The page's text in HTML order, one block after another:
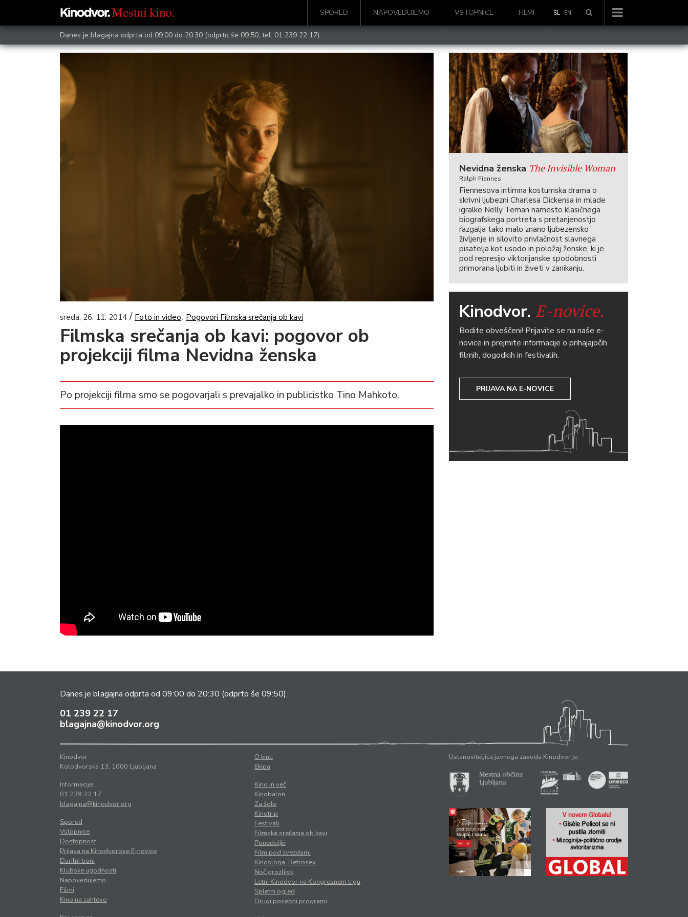
SPORED NAPOVEDUJEMO VSTOPNICE FILMI SL EN
Danes je blagajna odprta od 09:00 do 20:30 (odprto še 09:50, tel: 01 239 22 17).
sreda, 26. 11. 2014/ Foto in video, Pogovori Filmska srečanja ob kavi
Filmska srečanja ob kavi: pogovor ob
projekciji filma Nevidna ženska
Po projekciji filma smo se pogovarjali s prevajalko in publicistko Tino Mahkoto.
Nevidna ženska The Invisible Woman
Ralph Fiennes
Fiennesova intimna kostumska drama o
skrivni ljubezni Charlesa Dickensa in mlade
igralke Nelly Ternan namesto klasičnega
biografskega portreta s pretanjenostjo
razgalja tako malo znano ljubezensko
življenje in silovito privlačnost slavnega
pisatelja kot usodo in položaj ženske, ki je
pod represijo viktorijanske spodobnosti
primorana ljubiti in živeti v zanikanju.
Kinodvor. E-novice.
Bodite obveščeni! Prijavite se na naše e-
novice in prejmite informacije o prihajajočih
filmih, dogodkih in festivalih.
PRIJAVA NA E-NOVICE
Danes je blagajna odprta od 09:00 do 20:30 (odprto še 09:50).
01 239 22 17
blagajna@kinodvor.org
Kinodvor
Kolodvorska 13, 1000 Ljubljana
Informacije:
01 239 22 17
blagajna@kinodvor.org
Spored
Vstopnice
Dostopnost
Prijava na Kinodvorove E-novice
Darilni boni
Klubske ugodnosti
Napovedujemo
Filmi
Kino na zahtevo
O kinu
Ekipa
Kino in več
Kinobalon
Za šole
Kinotrip
Festivali
Filmska srečanja ob kavi
Ponedeljki
Film pod zvezdami
Kinosloga. Retrosex.
Noč grozljivk
Letni Kinodvor na Kongresnem trgu
Spletni ogled
Drugi posebni programi
Ustanoviteljica javnega zavoda Kinodvor je: